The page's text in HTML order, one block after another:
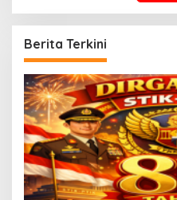
Berita Terkini